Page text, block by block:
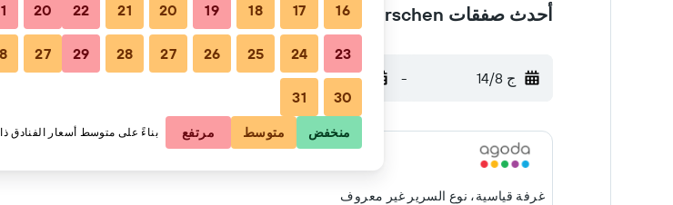
أحدث صفقات Restaurant Hirschen
ج 14/8 - س 15/8 2 من الضيوف، غرفة واحدة
غرفة قياسية، نوع السرير غير معروف
16
17
18
19
20
21
22
23
24
25
26
27
28
29
30
31
20
27
منخفض متوسط مرتفع بناءً على متوسط أسعار الفنادق